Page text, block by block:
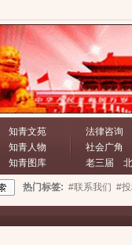
知青文苑
知青人物
知青图库
法律咨询
社会广角
老三届
热门标签: #联系我们 #